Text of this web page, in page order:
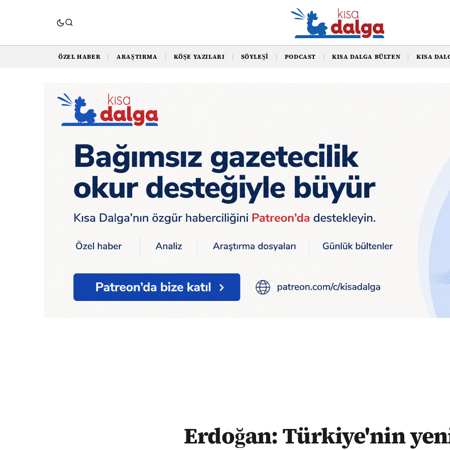
ÖZEL HABER ARAŞTIRMA KÖŞE YAZILARI SÖYLEŞI PODCAST KISA DALGA BÜLTEN KISA
Erdoğan: Türkiye'nin